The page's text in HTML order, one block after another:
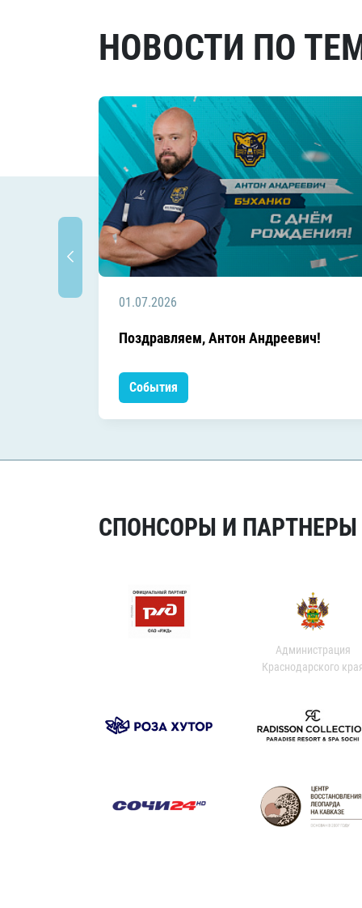
НОВОСТИ ПО
01.07.2026
Поздравляем, Антон Андреевич!
События
СПОНСОРЫ И ПАРТНЕРЫ
Администрация
Краснодарского